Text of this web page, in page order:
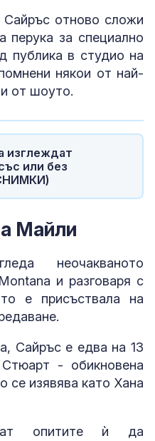
отново сложи
перука за специално
публика в студио на
някои от най-
от шоуто.
изглеждат
или без
Майли
неочакваното
и разговаря с
е присъствала на
Сайръс е едва на 13
- обикновена
се изявява като Хана
опитите ѝ да